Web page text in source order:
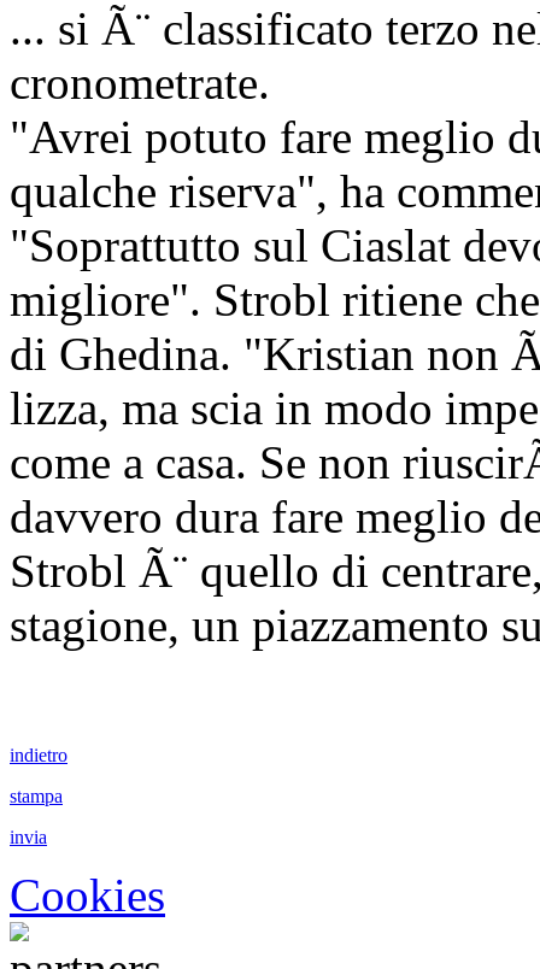
... si Ã¨ classificato terzo
cronometrate.
"Avrei potuto fare meglio
qualche riserva", ha
"Soprattutto sul Ciaslat
migliore". Strobl ritiene
di Ghedina. "Kristian non
lizza, ma scia in modo
come a casa. Se non
davvero dura fare meglio
Strobl Ã¨ quello di
stagione, un piazzamento
indietro
stampa
invia
Cookies